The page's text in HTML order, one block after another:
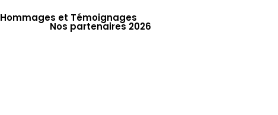
Hommages et Témoignages
Nos partenaires 2026